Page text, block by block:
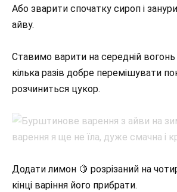
Або зварити спочатку сироп і
айву.
Ставимо варити на середній вогонь
кілька разів добре перемішувати
розчиниться цукор.
Додати лимон 🍋 розрізаний на
кінці варіння його прибрати.